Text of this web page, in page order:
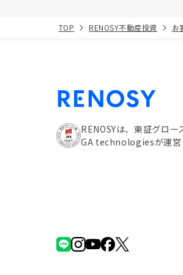
TOP RENOSY不動産投資 お
RENOSYは、東証グロー
GA technologiesが運営